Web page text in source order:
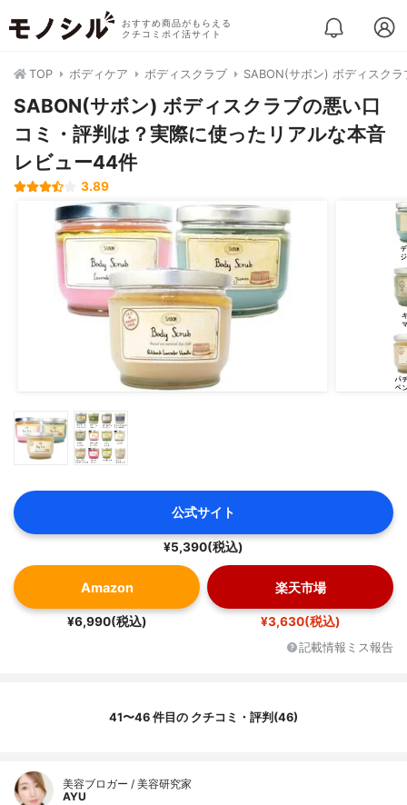
おすすめ商品がもらえる
クチコミポイ活サイト
TOP ボディケア ボディスクラブ SABON(サボン) ボディスクラ
SABON(サボン) ボディスクラブの悪い口
コミ・評判は？実際に使ったリアルな本音
レビュー44件
3.89
公式サイト
¥5,390(税込)
Amazon
¥6,990(税込)
楽天市場
¥3,630(税込)
記載情報ミス報告
41〜46 件目の クチコミ・評判(46)
美容ブロガー / 美容研究家
AYU